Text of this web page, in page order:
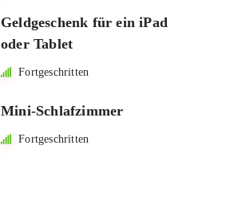
Geldgeschenk für ein iPad
oder Tablet
Fortgeschritten
Mini-Schlafzimmer
Fortgeschritten